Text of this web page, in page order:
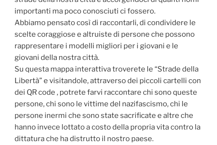
importanti ma poco conosciuti ci fossero.
Abbiamo pensato così di raccontarli, di condividere le
scelte coraggiose e altruiste di persone che possono
rappresentare i modelli migliori per i giovani e le
giovani della nostra città.
Su questa mappa interattiva troverete le “Strade della
Libertà” e visitandole, attraverso dei piccoli cartelli con
dei QR code , potrete farvi raccontare chi sono queste
persone, chi sono le vittime del nazifascismo, chi le
persone inermi che sono state sacrificate e altre che
hanno invece lottato a costo della propria vita contro la
dittatura che ha distrutto il nostro paese.